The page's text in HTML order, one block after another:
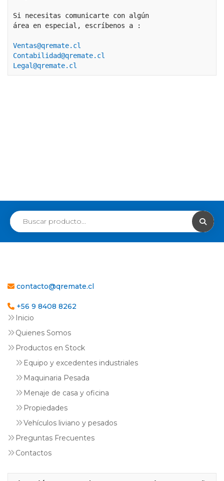
Si necesitas comunicarte con algún
área en especial, escríbenos a :
Ventas@qremate.cl
Contabilidad@qremate.cl
Legal@qremate.cl
contacto@qremate.cl
+56 9 8408 8262
Inicio
Quienes Somos
Productos en Stock
Equipo y excedentes industriales
Maquinaria Pesada
Menaje de casa y oficina
Propiedades
Vehículos liviano y pesados
Preguntas Frecuentes
Contactos